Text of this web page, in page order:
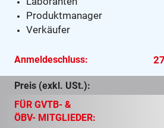
Produktmanager
Verkäufer
Anmeldeschluss:
Preis (exkl. USt.):
FÜR GVTB- &
ÖBV- MITGLIEDER: